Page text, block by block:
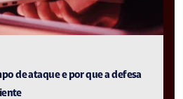
de ataque e por que a defesa